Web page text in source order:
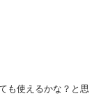
も使えるかな？と思